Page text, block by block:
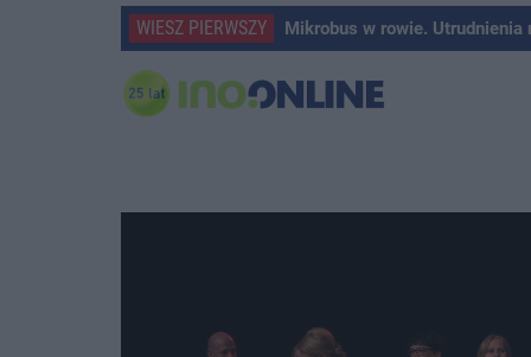
WIESZ PIERWSZY Mikrobus w rowie. Utrudnienia